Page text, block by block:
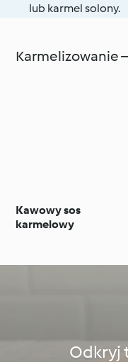
lub karmel solony.
Karmelizowanie
Kawowy sos
karmelowy
Odkryj